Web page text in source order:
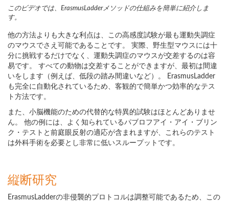
このビデオでは、ErasmusLadderメソッドの仕組みを簡単に紹介しま
す。
他の方法よりも大きな利点は、この高感度試験が最も運動失調症
のマウスでさえ可能であることです。 実際、野生型マウスには十
分に挑戦するだけでなく、運動失調症のマウスが交差するのは容
易です。 すべての動物は交差することができますが、最初は間違
いをします（例えば、低段の踏み間違いなど）。 ErasmusLadder
も完全に自動化されているため、客観的で簡単かつ効率的なテス
ト方法です。
また、小脳機能のための代替的な特異的試験はほとんどありませ
ん。 他の例には、よく知られているパブロフアイ・アイ・ブリン
ク・テストと前庭眼反射の適応が含まれますが、これらのテスト
は外科手術を必要とし非常に低いスループットです。
縦断研究
ErasmusLadderの非侵襲的プロトコルは調整可能であるため、この